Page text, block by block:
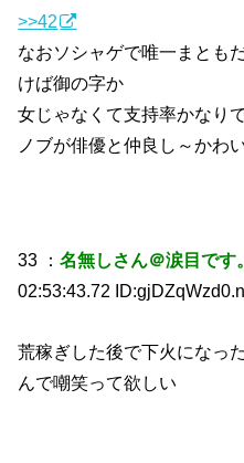
>>42
なおソシャゲで唯一まとも
けば御の字か
女じゃなくて支持率かなり
ノブが俳優と仲良し～かわ
33 ：名無しさん＠涙目です。
02:53:43.72
荒稼ぎした後で下火になっ
んで嘲笑って欲しい